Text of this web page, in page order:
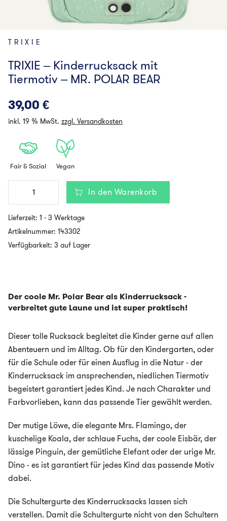
TRIXIE
TRIXIE – Kinderrucksack mit
Tiermotiv – MR. POLAR BEAR
39,00 €
inkl. 19 % MwSt. zzgl. Versandkosten
Fair & Sozial Vegan
TRIXIE
Kinderrucksack
Tiermotiv
-
POLAR
In den Warenkorb
Lieferzeit: 1 - 3 Werktage
Artikelnummer: 143302
Verfügbarkeit: 3 auf Lager
Der coole Mr. Polar Bear als Kinderrucksack -
verbreitet gute Laune und ist super praktisch!
Dieser tolle Rucksack begleitet die Kinder gerne auf allen
Abenteuern und im Alltag. Ob für den Kindergarten, oder
für die Schule oder für einen Ausflug in die Natur - der
Kinderrucksack im ansprechenden, niedlichen Tiermotiv
begeistert garantiert jedes Kind. Je nach Charakter und
Farbvorlieben, kann das passende Tier gewählt werden.
Der mutige Löwe, die elegante Mrs. Flamingo, der
kuschelige Koala, der schlaue Fuchs, der coole Eisbär, der
lässige Pinguin, der gemütliche Elefant oder der urige Mr.
Dino - es ist garantiert für jedes Kind das passende Motiv
dabei.
Die Schultergurte des Kinderrucksacks lassen sich
verstellen. Damit die Schultergurte nicht von den Schultern